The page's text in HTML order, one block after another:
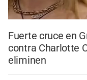
Fuerte cruce en
contra Charlotte
eliminen